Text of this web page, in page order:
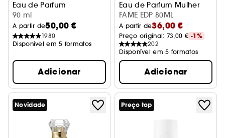
Eau de Parfum
90 ml
A partir de50,00 €
1980
Disponível em 5 formatos
Adicionar
Eau de Parfum Mulher
FAME EDP 80ML
A partir de36,00 €
Preço original: 73,00 € -1%
202
Disponível em 5 formatos
Adicionar
Novidade Preço top